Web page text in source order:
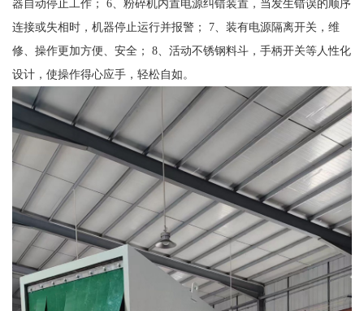
器自动停止工作； 6、粉碎机内置电源纠错装置，当发生错误的顺序
连接或失相时，机器停止运行并报警； 7、装有电源隔离开关，维
修、操作更加方便、安全； 8、活动不锈钢料斗，手柄开关等人性化
设计，使操作得心应手，轻松自如。